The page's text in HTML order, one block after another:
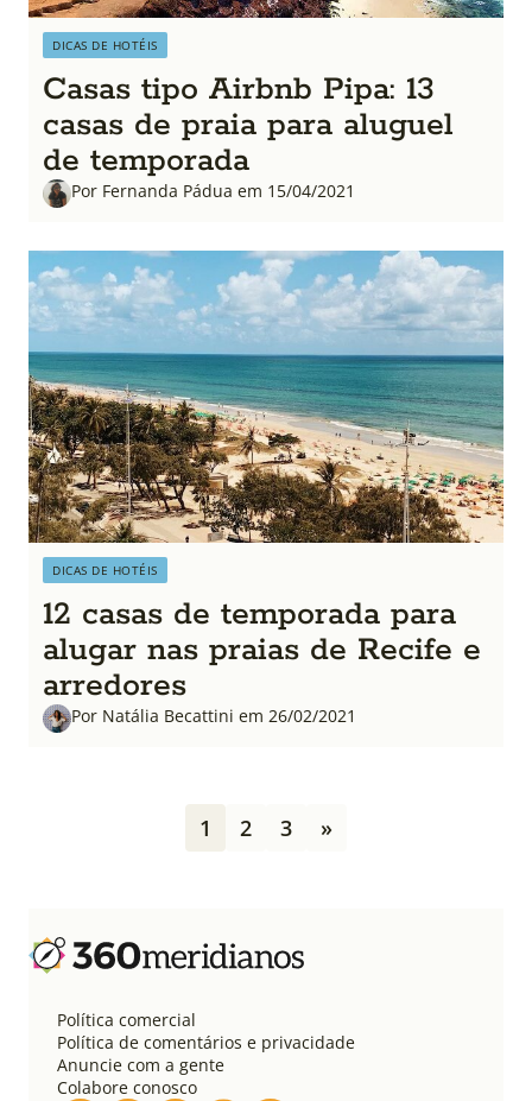
DICAS DE HOTÉIS
Casas tipo Airbnb Pipa: 13
casas de praia para aluguel
de temporada
Por Fernanda Pádua em 15/04/2021
DICAS DE HOTÉIS
12 casas de temporada para
alugar nas praias de Recife e
arredores
Por Natália Becattini em 26/02/2021
a
ç
1 2 3 »
Política comercial
Política de comentários e privacidade
Anuncie com a gente
Colabore conosco